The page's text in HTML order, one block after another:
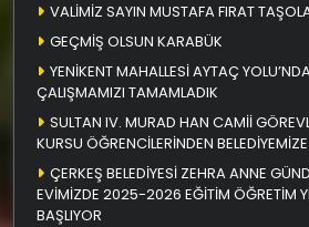
VALİMİZ SAYIN MUSTAFA FIRAT
GEÇMİŞ OLSUN KARABÜK
YENİKENT MAHALLESİ AYTAÇ
ÇALIŞMAMIZI TAMAMLADIK
SULTAN IV. MURAD HAN CAMİİ
KURSU ÖĞRENCİLERİNDEN
ÇERKEŞ BELEDİYESİ ZEHRA ANNE
EVİMİZDE 2025-2026 EĞİTİM ÖĞRETİM
BAŞLIYOR